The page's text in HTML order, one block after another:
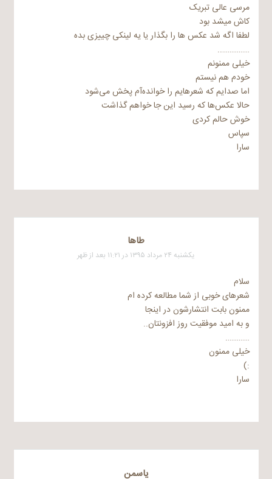
مرسی عالی تبریک
کاش میشد بود
لطفا اگه شد عکس ها را بگذار یا یه لینکی چییزی بده
……………..
خیلی ممنونم
خودم هم نیستم
اما صدایم که شعرهایم را خوانده‌آم پخش می‌شود
حالا عکس‌ها که رسید این جا خواهم گذاشت
خوش حالم کردی
سپاس
سارا
طاها
یکشنبه ۲۴ مرداد ۱۳۹۵ در ۱۱:۲۱ بعد از ظهر
سلام
شعرهای خوبی از شما مطالعه کرده ام
ممنون بابت انتشارشون در اینجا
و به امید موفقیت روز افزونتان..
………….
خیلی ممنون
:)
سارا
یاسمن